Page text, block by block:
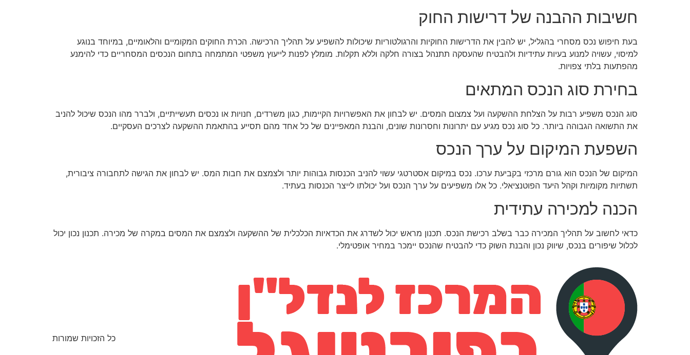
חשיבות ההבנה של דרישות החוק
בעת חיפוש נכס מסחרי בהגליל, יש להבין את הדרישות החוקיות והרגולטוריות שיכולות להשפיע על תהליך הרכישה. הכרת החוקים המקומיים והלאומיים, במיוחד בנוגע
למיסוי, עשויה למנוע בעיות עתידיות ולהבטיח שהעסקה תתנהל בצורה חלקה וללא תקלות. מומלץ לפנות לייעוץ משפטי המתמחה בתחום הנכסים המסחריים כדי להימנע
מהפתעות בלתי צפויות.
בחירת סוג הנכס המתאים
סוג הנכס משפיע רבות על הצלחת ההשקעה ועל צמצום המסים. יש לבחון את האפשרויות הקיימות, כגון משרדים, חנויות או נכסים תעשייתיים, ולברר מהו הנכס שיכול להניב
את התשואה הגבוהה ביותר. כל סוג נכס מגיע עם יתרונות וחסרונות שונים, והבנת המאפיינים של כל אחד מהם תסייע בהתאמת ההשקעה לצרכים העסקיים.
השפעת המיקום על ערך הנכס
המיקום של הנכס הוא גורם מרכזי בקביעת ערכו. נכס במיקום אסטרטגי עשוי להניב הכנסות גבוהות יותר ולצמצם את חבות המס. יש לבחון את הגישה לתחבורה ציבורית,
תשתיות מקומיות וקהל היעד הפוטנציאלי. כל אלו משפיעים על ערך הנכס ועל יכולתו לייצר הכנסות בעתיד.
הכנה למכירה עתידית
כדאי לחשוב על תהליך המכירה כבר בשלב רכישת הנכס. תכנון מראש יכול לשדרג את הכדאיות הכלכלית של ההשקעה ולצמצם את המסים במקרה של מכירה. תכנון נכון יכול
לכלול שיפורים בנכס, שיווק נכון והבנת השוק כדי להבטיח שהנכס יימכר במחיר אופטימלי.
כל הזכויות שמורות